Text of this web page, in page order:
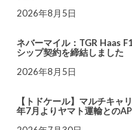
2026年8月5日
ネバーマイル：TGR Haas
シップ契約を締結しました
2026年8月5日
【トドケール】マルチキャ
年7月よりヤマト運輸との